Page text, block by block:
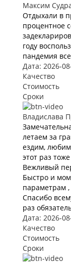
Максим
Отдыхали в
процентное
году
пандемия
Дата: 2026-
Качество
Стоимость
Сроки
Владислава
летаем за
ездим,
этот раз
Вежливый
Быстро и
параметрам
Спасибо
раз
Дата: 2026-
Качество
Стоимость
Сроки